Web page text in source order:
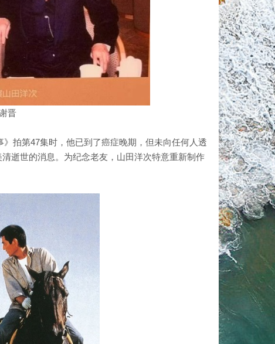
晋
拍第47集时，他已到了癌症晚期，但未向任何人透
逝世的消息。为纪念老友，山田洋次特意重新制作